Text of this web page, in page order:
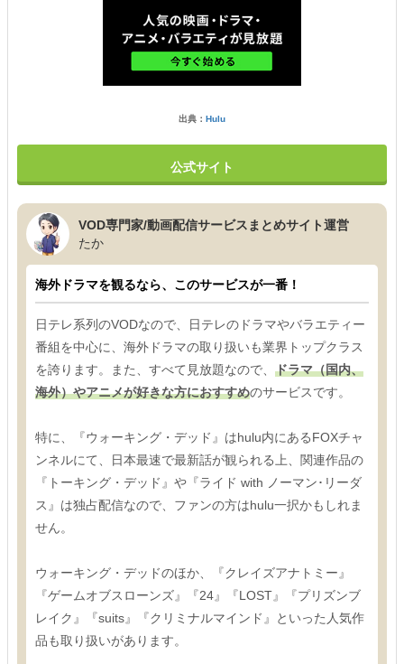
出典： Hulu
公式サイト
VOD専門家/動画配信サービスまとめサイト運営
たか
海外ドラマを観るなら、このサービスが一番！
日テレ系列のVODなので、日テレのドラマやバラエティー
番組を中心に、海外ドラマの取り扱いも業界トップクラス
を誇ります。また、すべて見放題なので、 ドラマ（国内、
海外）やアニメが好きな方におすすめのサービスです。
特に、『ウォーキング・デッド』はhulu内にあるFOXチャ
ンネルにて、日本最速で最新話が観られる上、関連作品の
『トーキング・デッド』や『ライド with ノーマン･リーダ
ス』は独占配信なので、ファンの方はhulu一択かもしれま
せん。
ウォーキング・デッドのほか、『クレイズアナトミー』
『ゲームオブスローンズ』『24』『LOST』『プリズンブ
レイク』『suits』『クリミナルマインド』といった人気作
品も取り扱いがあります。